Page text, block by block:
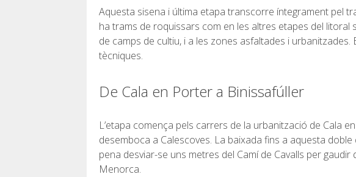
Aquesta sisena i última etapa transcorre íntegrament pel
ha trams de roquissars com en les altres etapes del
de camps de cultiu, i a les zones asfaltades i
tècniques.
De Cala en Porter a Binissafúller
L’etapa comença pels carrers de la urbanització de Cala
desemboca a Calescoves. La baixada fins a aquesta
pena desviar-se uns metres del Camí de Cavalls per
Menorca.